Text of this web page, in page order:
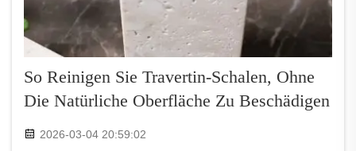
So Reinigen Sie Travertin-Schalen, Ohne
Die Natürliche Oberfläche Zu Beschädigen
2026-03-04 20:59:02